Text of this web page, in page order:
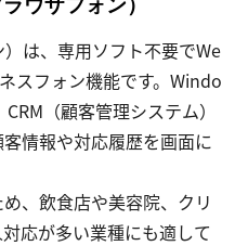
ウザフォン）
は、専用ソフト不要でWe
スフォン機能です。Windo
（顧客管理システム）
情報や対応履歴を画面に
、飲食店や美容院、クリ
応が多い業種にも適して